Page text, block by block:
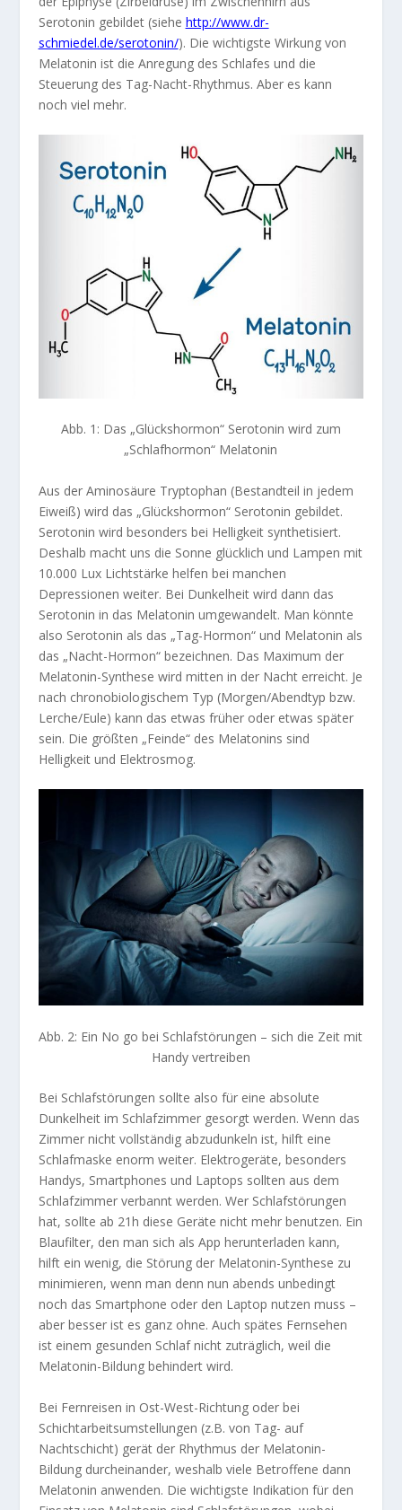
Serotonin gebildet (siehe http://www.dr-
schmiedel.de/serotonin/). Die wichtigste Wirkung von
Melatonin ist die Anregung des Schlafes und die
Steuerung des Tag-Nacht-Rhythmus. Aber es kann
noch viel mehr.
Abb. 1: Das „Glückshormon“ Serotonin wird zum
„Schlafhormon“ Melatonin
Aus der Aminosäure Tryptophan (Bestandteil in jedem
Eiweiß) wird das „Glückshormon“ Serotonin gebildet.
Serotonin wird besonders bei Helligkeit synthetisiert.
Deshalb macht uns die Sonne glücklich und Lampen mit
10.000 Lux Lichtstärke helfen bei manchen
Depressionen weiter. Bei Dunkelheit wird dann das
Serotonin in das Melatonin umgewandelt. Man könnte
also Serotonin als das „Tag-Hormon“ und Melatonin als
das „Nacht-Hormon“ bezeichnen. Das Maximum der
Melatonin-Synthese wird mitten in der Nacht erreicht. Je
nach chronobiologischem Typ (Morgen/Abendtyp bzw.
Lerche/Eule) kann das etwas früher oder etwas später
sein. Die größten „Feinde“ des Melatonins sind
Helligkeit und Elektrosmog.
Abb. 2: Ein No go bei Schlafstörungen – sich die Zeit mit
Handy vertreiben
Bei Schlafstörungen sollte also für eine absolute
Dunkelheit im Schlafzimmer gesorgt werden. Wenn das
Zimmer nicht vollständig abzudunkeln ist, hilft eine
Schlafmaske enorm weiter. Elektrogeräte, besonders
Handys, Smartphones und Laptops sollten aus dem
Schlafzimmer verbannt werden. Wer Schlafstörungen
hat, sollte ab 21h diese Geräte nicht mehr benutzen. Ein
Blaufilter, den man sich als App herunterladen kann,
hilft ein wenig, die Störung der Melatonin-Synthese zu
minimieren, wenn man denn nun abends unbedingt
noch das Smartphone oder den Laptop nutzen muss –
aber besser ist es ganz ohne. Auch spätes Fernsehen
ist einem gesunden Schlaf nicht zuträglich, weil die
Melatonin-Bildung behindert wird.
Bei Fernreisen in Ost-West-Richtung oder bei
Schichtarbeitsumstellungen (z.B. von Tag- auf
Nachtschicht) gerät der Rhythmus der Melatonin-
Bildung durcheinander, weshalb viele Betroffene dann
Melatonin anwenden. Die wichtigste Indikation für den